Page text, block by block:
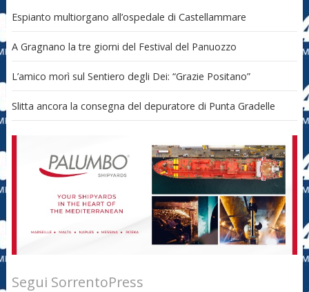
Espianto multiorgano all’ospedale di Castellammare
A Gragnano la tre giorni del Festival del Panuozzo
L’amico morì sul Sentiero degli Dei: “Grazie Positano”
Slitta ancora la consegna del depuratore di Punta Gradelle
Segui SorrentoPress